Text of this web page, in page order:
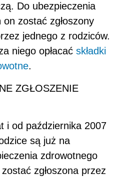
Do ubezpieczenia
zostać zgłoszony
jednego z rodziców.
niego opłacać składki
.
ZGŁOSZENIE
i od października 2007
są już na
zdrowotnego
zgłoszona przez